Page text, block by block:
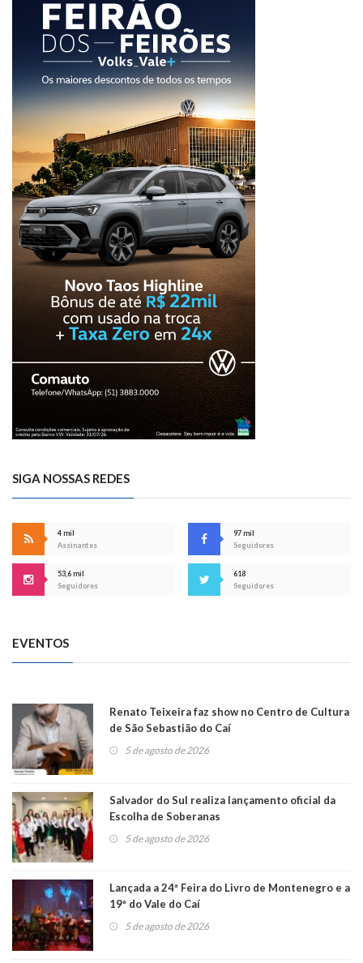
SIGA NOSSAS REDES
4 mil
Assinantes
97 mil
Seguidores
53,6 mil
Seguidores
618
Seguidores
EVENTOS
Renato Teixeira faz show no Centro de Cultura
de São Sebastião do Caí
5 de agosto de 2026
Salvador do Sul realiza lançamento oficial da
Escolha de Soberanas
5 de agosto de 2026
Lançada a 24ª Feira do Livro de Montenegro e a
19ª do Vale do Caí
5 de agosto de 2026